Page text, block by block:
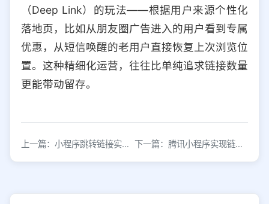
（Deep Link）的玩法——根据用户来源个性化
落地页，比如从朋友圈广告进入的用户看到专属
优惠，从短信唤醒的老用户直接恢复上次浏览位
置。这种精细化运营，往往比单纯追求链接数量
更能带动留存。
上一篇：小程序跳转链接实现方法详解：3种常用方式 下一篇：腾讯小程序实现链接直达，告别繁琐跳转体验